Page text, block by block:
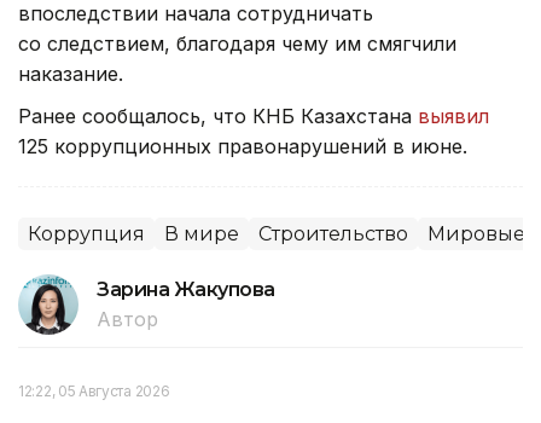
впоследствии начала сотрудничать
со следствием, благодаря чему им смягчили
наказание.
Ранее сообщалось, что КНБ Казахстана выявил
125 коррупционных правонарушений в июне.
Коррупция В мире Строительство Мировые
Зарина Жакупова
Автор
12:22, 05 Августа 2026